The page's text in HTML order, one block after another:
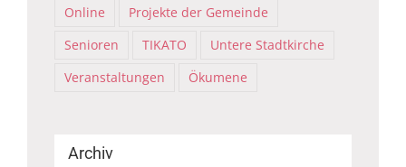
Online
Projekte der Gemeinde
Senioren
TIKATO
Untere Stadtkirche
Veranstaltungen
Ökumene
Archiv